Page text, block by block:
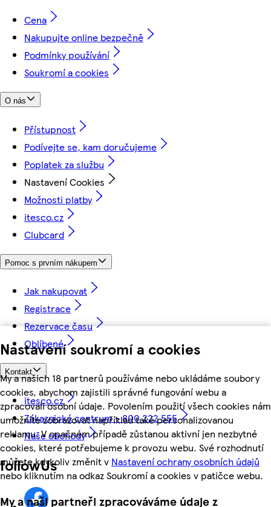
Nastavení soukromí a cookies
My a našich 18 partnerů používáme nebo ukládáme soubory
cookies, abychom zajistili správné fungování webu a
zpracovali osobní údaje. Povolením použití všech cookies nám
umožníte zobrazovat například také personalizovanou
reklamu. V opačném případě zůstanou aktivní jen nezbytné
cookies, které potřebujeme k provozu webu. Své rozhodnutí
můžete kdykoliv změnit v Nastavení ochrany osobních údajů
nebo kliknutím na odkaz Soukromí a cookies v patičce webu.
My a naši partneři zpracováváme údaje z
Cena
Nakupujte online bezpečně
Podmínky používání
Soukromí a cookies
O nás
Přístupnost
Podívejte se, kam doručujeme
Poplatek za službu
Nastavení Cookies
Možnosti platby
itesco.cz
Clubcard
Pomoc s prvním nákupem
Jak nakupovat
Registrace
Rezervace času
Oblíbené
Kontakt
itesco.cz
Zákaznické centrum - 800 222 555
Naše obchody
followUs